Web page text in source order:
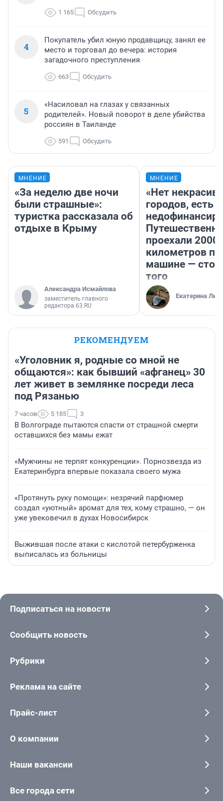
1 165 Обсудить
4
Покупатель убил юную продавщицу, занял ее
место и торговал до вечера: история
загадочного преступления
663 Обсудить
5
«Насиловал на глазах у связанных
родителей». Новый поворот в деле убийства
россиян в Таиланде
591 Обсудить
МНЕНИЕ
«За неделю две ночи
были страшные»:
туристка рассказала об
отдыхе в Крыму
Александра Исмайлова
заместитель главного
редактора 63.RU
МНЕНИЕ
«Нет
городов, есть
проехали 2000
километров по
машине —
того
Екатерина
РЕКОМЕНДУЕМ
«Уголовник я, родные со мной не
общаются»: как бывший «афганец» 30
лет живет в землянке посреди леса
под Рязанью
7 часов 5 185 3
В Волгограде пытаются спасти от страшной смерти
оставшихся без мамы ежат
«Мужчины не терпят конкуренции». Порнозвезда из
Екатеринбурга впервые показала своего мужа
«Протянуть руку помощи»: незрячий парфюмер
создал «уютный» аромат для тех, кому страшно, — он
уже увековечил в духах Новосибирск
Выжившая после атаки с кислотой петербурженка
выписалась из больницы
Подписаться на новости
Сообщить новость
Рубрики
Реклама на сайте
Прайс-лист
О компании
Наши вакансии
Все города сети